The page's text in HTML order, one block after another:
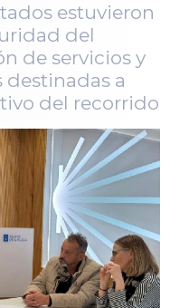
estuvieron
del
de servicios y
a
del recorrido